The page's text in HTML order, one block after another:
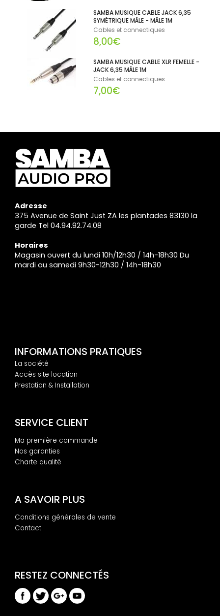
SAMBA MUSIQUE CABLE JACK 6,35
SYMÉTRIQUE MÂLE - MÂLE 1M
Cables et connectiques
8,00€
SAMBA MUSIQUE CABLE XLR FEMELLE -
JACK 6,35 MÂLE 1M
Cables et connectiques
7,00€
Adresse
375 Avenue de Saint Just ZA les plantades 83130 la
garde Tel 04.94.92.74.08
Horaires
Magasin ouvert du lundi 10h/12h30 / 14h-18h30 Du
mardi au samedi 9h30-12h30 / 14h-18h30
INFORMATIONS PRATIQUES
La société
Accès site location
Prestation & Installation
SERVICE CLIENT
Ma première commande
Nos garanties
Charte qualité
A SAVOIR PLUS
Conditions générales de vente
Contact